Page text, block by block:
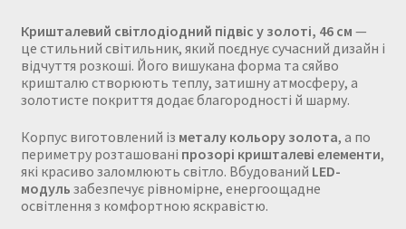
Кришталевий світлодіодний підвіс у золоті, 46 см —
це стильний світильник, який поєднує сучасний дизайн і
відчуття розкоші. Його вишукана форма та сяйво
кришталю створюють теплу, затишну атмосферу, а
золотисте покриття додає благородності й шарму.
Корпус виготовлений із металу кольору золота, а по
периметру розташовані прозорі кришталеві елементи,
які красиво заломлюють світло. Вбудований LED-
модуль забезпечує рівномірне, енергоощадне
освітлення з комфортною яскравістю.